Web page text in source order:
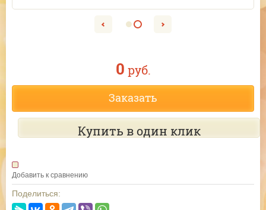
0 руб.
Заказать
Купить в один клик
Добавить к сравнению
Поделиться: